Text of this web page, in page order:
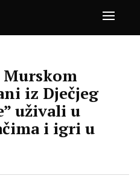
Murskom
iz Dječjeg
uživali u
i igri u